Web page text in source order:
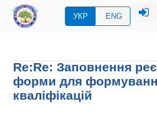
УКР ENG
Re:Re: Заповнення
форми для
кваліфікацій